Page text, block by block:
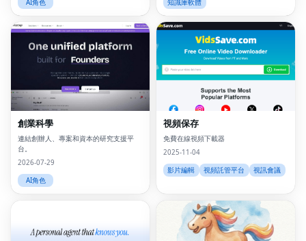
AI角色
知識庫軟體
創業科學
連結創辦人、專案和資本的研究支援平
台。
2026-07-29
AI角色
視頻保存
免費在線視頻下載器
2025-11-04
影片編輯
視頻託管平台 視訊會議